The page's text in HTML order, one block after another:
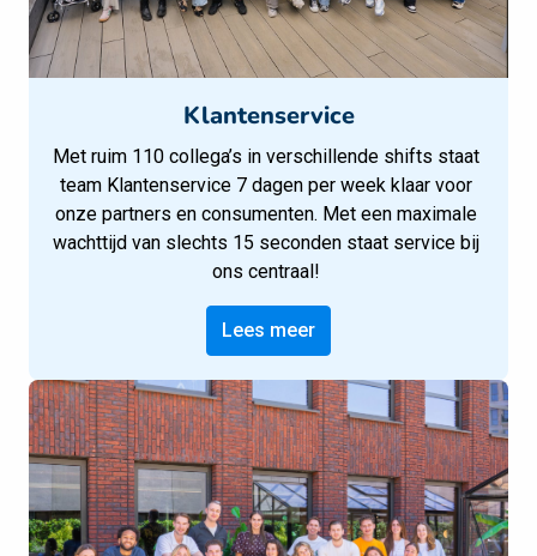
Klantenservice
Met ruim 110 collega’s in verschillende shifts staat
team Klantenservice 7 dagen per week klaar voor
onze partners en consumenten. Met een maximale
wachttijd van slechts 15 seconden staat service bij
ons centraal!
Lees meer